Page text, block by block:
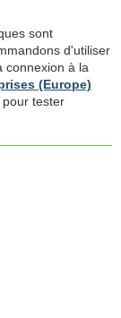
sont
d'utiliser
connexion à la
(Europe)
tester